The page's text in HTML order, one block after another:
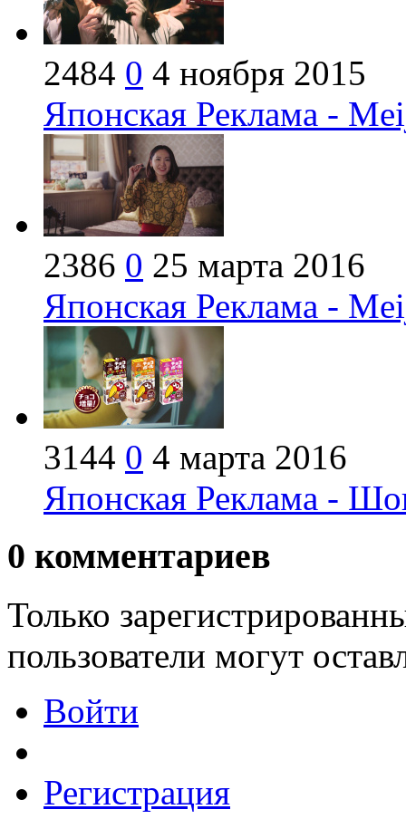
2484 0 4 ноября 2015
Японская Реклама -
2386 0 25 марта 2016
Японская Реклама -
3144 0 4 марта 2016
Японская Реклама -
0 комментариев
Только
пользователи могут
Войти
Регистрация